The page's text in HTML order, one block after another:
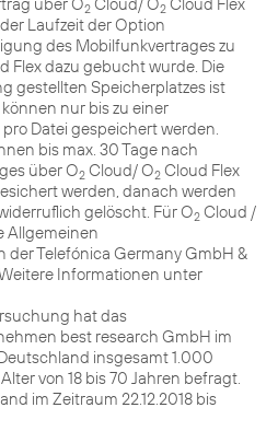
2 2
Laufzeit der Option
des Mobilfunkvertrages zu
Flex dazu gebucht wurde. Die
gestellten Speicherplatzes ist
nur bis zu einer
Datei gespeichert werden.
bis max. 30 Tage nach
über O2 Cloud/ O2 Cloud Flex
werden, danach werden
gelöscht. Für O2 Cloud /
Allgemeinen
Telefónica Germany GmbH &
Informationen unter
hat das
best research GmbH im
insgesamt 1.000
von 18 bis 70 Jahren befragt.
im Zeitraum 22.12.2018 bis